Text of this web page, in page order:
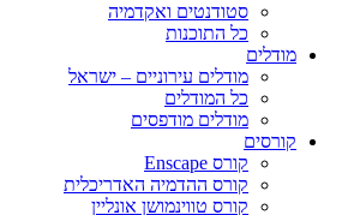
סטודנטים ואקדמיה
כל התוכנות
מודלים
מודלים עירוניים – ישראל
כל המודלים
מודלים מודפסים
קורסים
קורס Enscape
קורס ההדמיה האדריכלית
קורס טווינמושן אונליין